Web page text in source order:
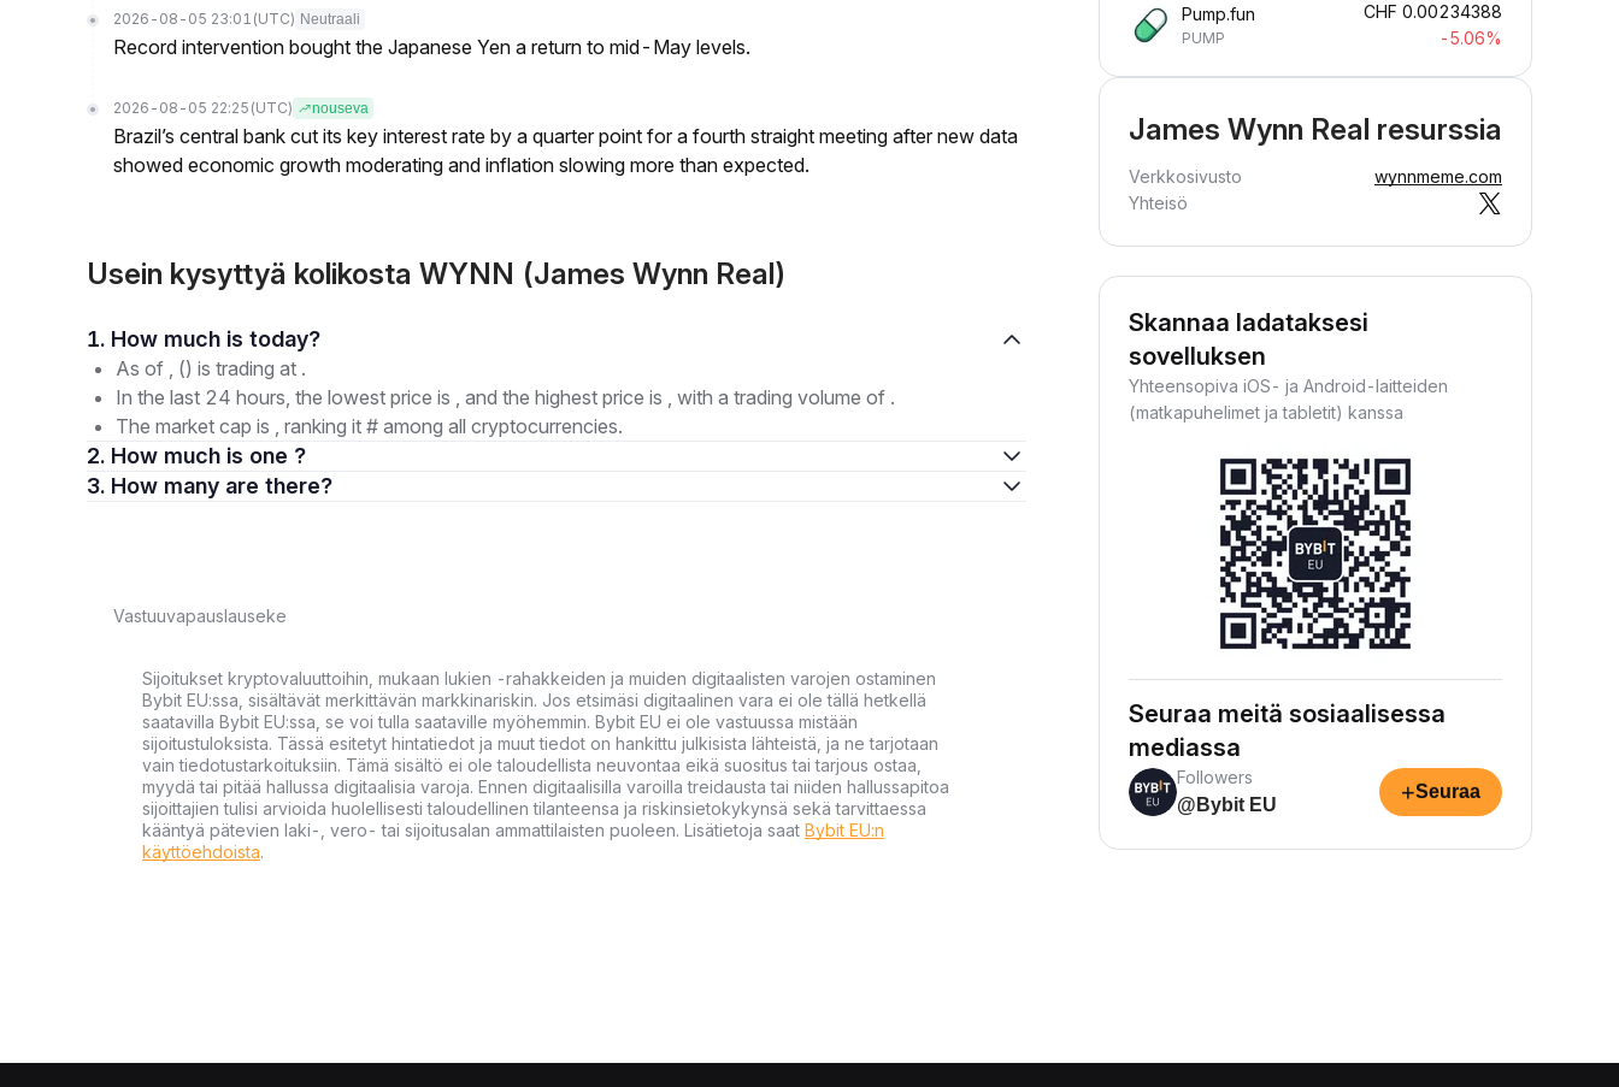
2026-08-05 23:01 (UTC) Neutraali
Record intervention bought the Japanese Yen a return to mid-May levels.
2026-08-05 22:25 (UTC) nouseva
Brazil’s central bank cut its key interest rate by a quarter point for a fourth straight meeting after new data
showed economic growth moderating and inflation slowing more than expected.
Usein kysyttyä kolikosta WYNN (James Wynn Real)
1. How much is today?
As of , () is trading at .
In the last 24 hours, the lowest price is , and the highest price is , with a trading volume of .
The market cap is , ranking it # among all cryptocurrencies.
2. How much is one ?
3. How many are there?
Vastuuvapauslauseke
Sijoitukset kryptovaluuttoihin, mukaan lukien -rahakkeiden ja muiden digitaalisten varojen ostaminen
Bybit EU:ssa, sisältävät merkittävän markkinariskin. Jos etsimäsi digitaalinen vara ei ole tällä hetkellä
saatavilla Bybit EU:ssa, se voi tulla saataville myöhemmin. Bybit EU ei ole vastuussa mistään
sijoitustuloksista. Tässä esitetyt hintatiedot ja muut tiedot on hankittu julkisista lähteistä, ja ne tarjotaan
vain tiedotustarkoituksiin. Tämä sisältö ei ole taloudellista neuvontaa eikä suositus tai tarjous ostaa,
myydä tai pitää hallussa digitaalisia varoja. Ennen digitaalisilla varoilla treidausta tai niiden hallussapitoa
sijoittajien tulisi arvioida huolellisesti taloudellinen tilanteensa ja riskinsietokykynsä sekä tarvittaessa
kääntyä pätevien laki-, vero- tai sijoitusalan ammattilaisten puoleen. Lisätietoja saat Bybit EU:n
käyttöehdoista.
Pump.fun
PUMP
CHF 0.00234388
-5.06%
James Wynn Real resurssia
Verkkosivusto
wynnmeme.com
Yhteisö
Skannaa ladataksesi
sovelluksen
Yhteensopiva iOS- ja Android-laitteiden
(matkapuhelimet ja tabletit) kanssa
Seuraa meitä sosiaalisessa
mediassa
Followers
@Bybit EU
+Seuraa